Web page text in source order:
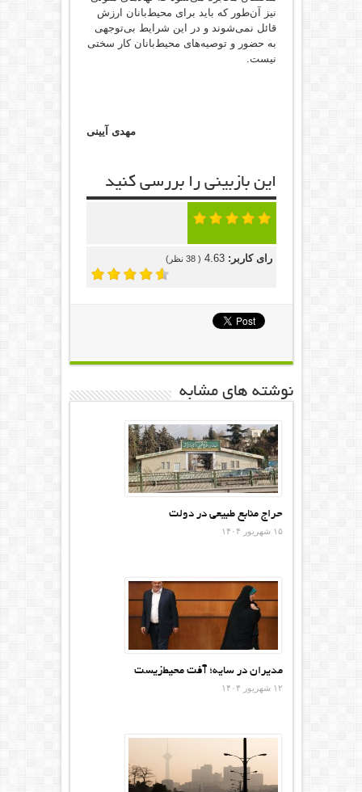
نیز آن‌طور که باید برای محیط‌بانان ارزش
قائل نمی‌شوند و در این شرایط بی‌توجهی
به حضور و توصیه‌های محیط‌بانان کار سختی
نیست.
مهدی آیینی
این بازبینی را بررسی کنید
رای کاربر:4.63
(
38 نظر)
نوشته های مشابه
حراج منابع طبیعی در دولت
۱۵ شهریور ۱۴۰۴
مدیران در سایه؛ آفت محیط‌‌زیست
۱۲ شهریور ۱۴۰۴